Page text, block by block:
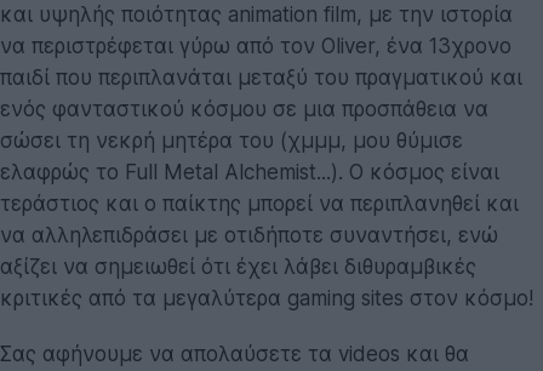
και υψηλής ποιότητας animation film, με την ιστορία
να περιστρέφεται γύρω από τον Oliver, ένα 13χρονο
παιδί που περιπλανάται μεταξύ του πραγματικού και
ενός φανταστικού κόσμου σε μια προσπάθεια να
σώσει τη νεκρή μητέρα του (χμμμ, μου θύμισε
ελαφρώς το Full Metal Alchemist...). Ο κόσμος είναι
τεράστιος και ο παίκτης μπορεί να περιπλανηθεί και
να αλληλεπιδράσει με οτιδήποτε συναντήσει, ενώ
αξίζει να σημειωθεί ότι έχει λάβει διθυραμβικές
κριτικές από τα μεγαλύτερα gaming sites στον κόσμο!
Σας αφήνουμε να απολαύσετε τα videos και θα